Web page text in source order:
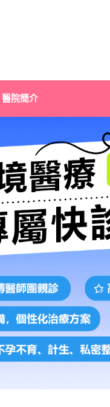
醫院簡介